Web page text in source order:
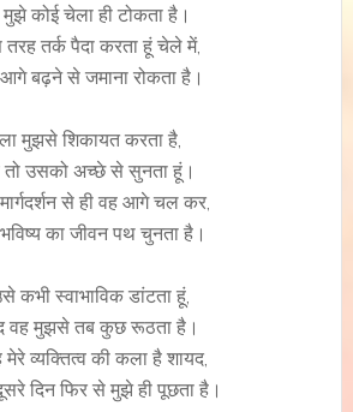
कोई चेला ही टोकता है।
तरह तर्क पैदा करता हूं चेले में,
बढ़ने से जमाना रोकता है।
मुझसे शिकायत करता है,
तो उसको अच्छे से सुनता हूं।
से ही वह आगे चल कर,
का जीवन पथ चुनता है।
कभी स्वाभाविक डांटता हूं,
वह मुझसे तब कुछ रूठता है।
मेरे व्यक्तित्व की कला है शायद,
दिन फिर से मुझे ही पूछता है।